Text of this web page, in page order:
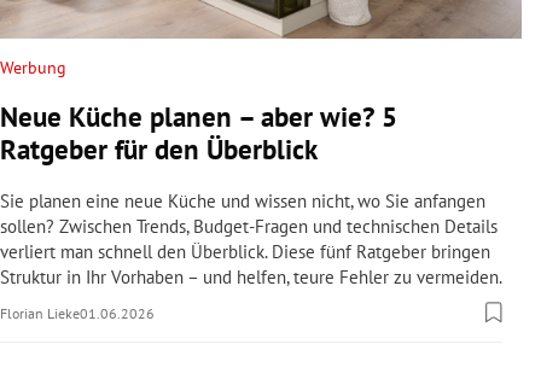
Werbung
Neue Küche planen – aber wie? 5
Ratgeber für den Überblick
Sie planen eine neue Küche und wissen nicht, wo Sie anfangen
sollen? Zwischen Trends, Budget-Fragen und technischen Details
verliert man schnell den Überblick. Diese fünf Ratgeber bringen
Struktur in Ihr Vorhaben – und helfen, teure Fehler zu vermeiden.
Florian Lieke01.06.2026